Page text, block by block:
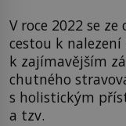
V roce 2022 se
cestou k
k zajímavějším
chutného
s holistickým
a tzv.